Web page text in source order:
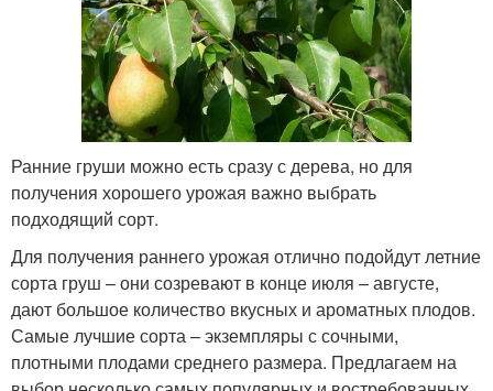
Ранние груши можно есть сразу с дерева, но для
получения хорошего урожая важно выбрать
подходящий сорт.
Для получения раннего урожая отлично подойдут летние
сорта груш – они созревают в конце июля – августе,
дают большое количество вкусных и ароматных плодов.
Самые лучшие сорта – экземпляры с сочными,
плотными плодами среднего размера. Предлагаем на